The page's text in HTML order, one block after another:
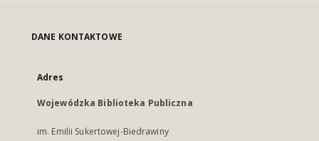
DANE KONTAKTOWE
Adres
Wojewódzka Biblioteka Publiczna
im. Emilii Sukertowej-Biedrawiny